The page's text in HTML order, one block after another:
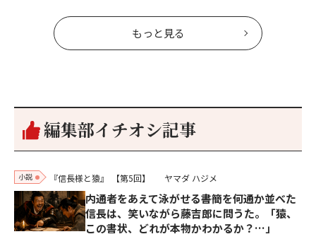
もっと見る
編集部イチオシ記事
小説 『信長様と猿』 【第5回】 ヤマダ ハジメ
内通者をあえて泳がせる――書簡を何通か並べた
信長は、笑いながら藤吉郎に問うた。「猿、
この書状、どれが本物かわかるか？…」